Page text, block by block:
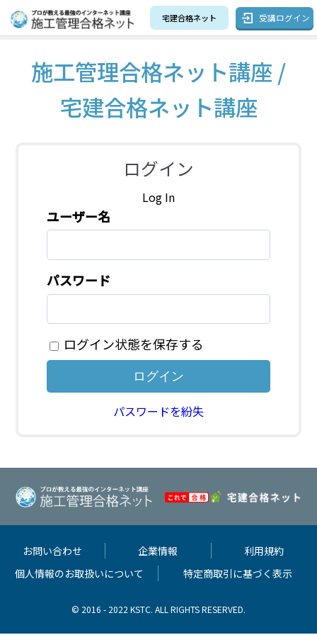
宅建合格ネット 受講ログイン
施工管理合格ネット講座 /
宅建合格ネット講座
ログイン
Log In
ユーザー名
パスワード
ログイン状態を保存する
パスワードを紛失
お問い合わせ 企業情報
利用規約
個人情報のお取扱いについて
特定商取引に基づく表示
© 2016 - 2022 KSTC. ALL RIGHTS RESERVED.